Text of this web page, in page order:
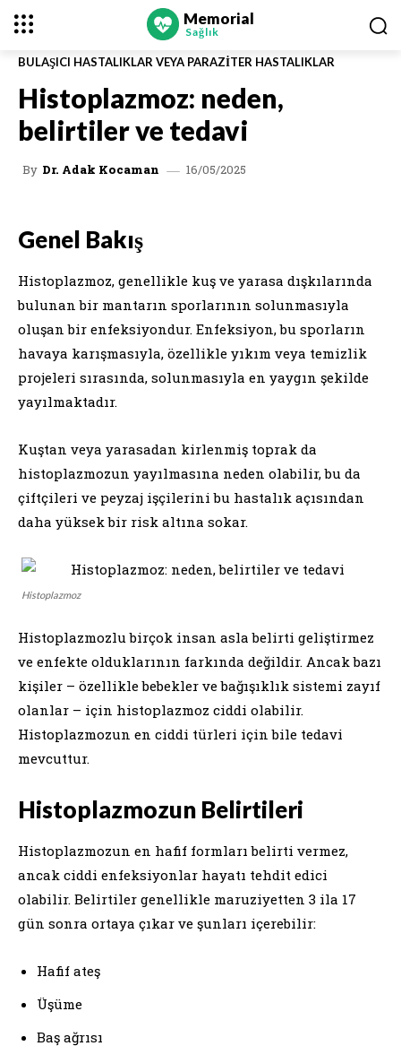
Memorial
Sağlık
BULAŞICI HASTALIKLAR VEYA PARAZITER HASTALIKLAR
Histoplazmoz: neden,
belirtiler ve tedavi
By Dr. Adak Kocaman 16/05/2025
Genel Bakış
Histoplazmoz, genellikle kuş ve yarasa dışkılarında
bulunan bir mantarın sporlarının solunmasıyla
oluşan bir enfeksiyondur. Enfeksiyon, bu sporların
havaya karışmasıyla, özellikle yıkım veya temizlik
projeleri sırasında, solunmasıyla en yaygın şekilde
yayılmaktadır.
Kuştan veya yarasadan kirlenmiş toprak da
histoplazmozun yayılmasına neden olabilir, bu da
çiftçileri ve peyzaj işçilerini bu hastalık açısından
daha yüksek bir risk altına sokar.
Histoplazmoz
Histoplazmozlu birçok insan asla belirti geliştirmez
ve enfekte olduklarının farkında değildir. Ancak bazı
kişiler – özellikle bebekler ve bağışıklık sistemi zayıf
olanlar – için histoplazmoz ciddi olabilir.
Histoplazmozun en ciddi türleri için bile tedavi
mevcuttur.
Histoplazmozun Belirtileri
Histoplazmozun en hafif formları belirti vermez,
ancak ciddi enfeksiyonlar hayatı tehdit edici
olabilir. Belirtiler genellikle maruziyetten 3 ila 17
gün sonra ortaya çıkar ve şunları içerebilir:
Hafif ateş
Üşüme
Baş ağrısı